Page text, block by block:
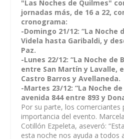
"Las Noches de Quilmes"
jornadas más, de 16 a 22,
cronograma:
-Domingo 21/12: “La Noche
Videla hasta Garibaldi, y
Paz.
-Lunes 22/12: “La Noche de
entre San Martín y Lavalle,
Castro Barros y Avellaneda.
-Martes 23/12: “La Noche
avenida 844 entre 893 y
Por su parte, los comerciantes
importancia del evento.
Cotillón Ezpeleta, aseveró:
esta noche nos ayuda a todos